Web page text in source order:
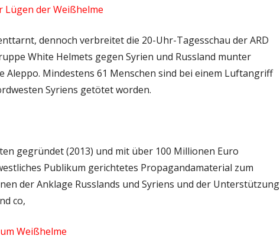
Lügen der Weißhelme
dennoch verbreitet die 20-Uhr-Tagesschau der ARD
White Helmets gegen Syrien und Russland munter
Aleppo. Mindestens 61 Menschen sind bei einem Luftangriff
Syriens getötet worden.
gegründet (2013) und mit über 100 Millionen Euro
Publikum gerichtetes Propagandamaterial zum
der Anklage Russlands und Syriens und der Unterstützung
co,
Weißhelme